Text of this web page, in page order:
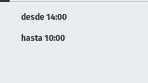
desde 14:00
hasta 10:00